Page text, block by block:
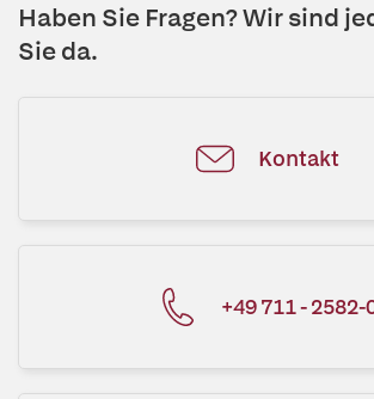
Haben Sie Fragen? Wir sind
Sie da.
Kontakt
+49 711 - 2582-